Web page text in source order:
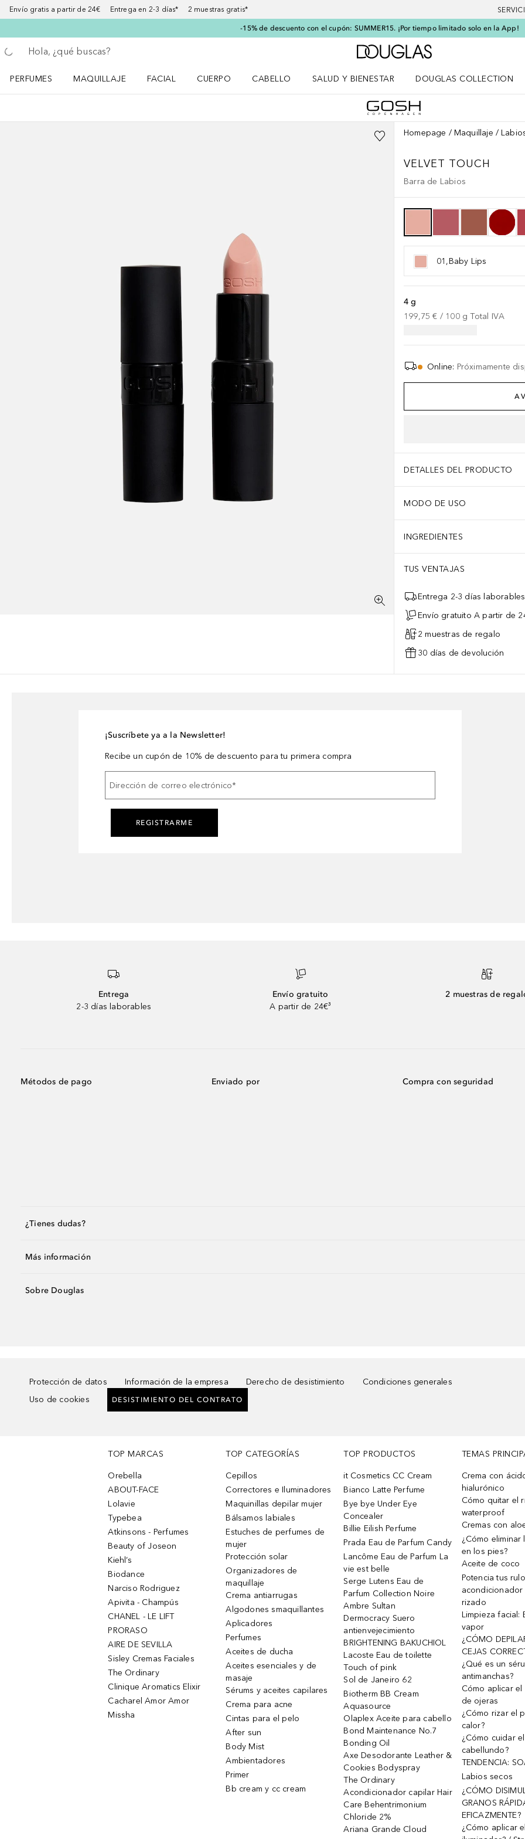
Envío gratis a partir de 24€ Entrega en 2-3 días* 2 muestras gratis*
-15% de descuento con el cupón: SUMMER15. ¡Por tiempo limitado solo en la App!
Regresar
Ejecutar búsqueda
A Douglas Home
PERFUMES
MAQUILLAJE
FACIAL
CUERPO
CABELLO
SALUD Y BIENESTAR
DOUGLAS COLLECTION
Homepage Maquillaje
VELVET TOUCH
Barra de Labios
01,Baby Lips
4 g
199,75 € / 100 g Total IVA
Online: Próximamente
DETALLES DEL PRODUCTO
MODO DE USO
INGREDIENTES
TUS VENTAJAS
Entrega 2-3 días laborables
Envío gratuito A partir de
2 muestras de regalo
30 días de devolución
¡Suscríbete ya a la Newsletter!
Recibe un cupón de 10% de descuento para tu primera compra
Dirección de correo electrónico*
REGISTRARME
Entrega
2-3 días laborables
Envío gratuito
A partir de 24€³
2 muestras de
Métodos de pago Enviado por Compra con seguridad
¿Tienes dudas?
Más información
Sobre Douglas
Protección de datos Información de la empresa Derecho de desistimiento
Condiciones generales
Uso de cookies
DESISTIMIENTO DEL CONTRATO
TOP MARCAS
Orebella
ABOUT-FACE
Lolavie
Typebea
Atkinsons - Perfumes
Beauty of Joseon
Kiehl’s
Biodance
Narciso Rodriguez
Apivita - Champús
CHANEL - LE LIFT
PRORASO
AIRE DE SEVILLA
Sisley Cremas Faciales
The Ordinary
Clinique Aromatics Elixir
Cacharel Amor Amor
Missha
TOP CATEGORÍAS
Cepillos
Correctores e Iluminadores
Maquinillas depilar mujer
Bálsamos labiales
Estuches de perfumes de
mujer
Protección solar
Organizadores de
maquillaje
Crema antiarrugas
Algodones smaquillantes
Aplicadores
Perfumes
Aceites de ducha
Aceites esenciales y de
masaje
Sérums y aceites capilares
Crema para acne
Cintas para el pelo
After sun
Body Mist
Ambientadores
Primer
Bb cream y cc cream
TOP PRODUCTOS
it Cosmetics CC Cream
Bianco Latte Perfume
Bye bye Under Eye
Concealer
Billie Eilish Perfume
Prada Eau de Parfum Candy
Lancôme Eau de Parfum La
vie est belle
Serge Lutens Eau de
Parfum Collection Noire
Ambre Sultan
Dermocracy Suero
antienvejecimiento
BRIGHTENING BAKUCHIOL
Lacoste Eau de toilette
Touch of pink
Sol de Janeiro 62
Biotherm BB Cream
Aquasource
Olaplex Aceite para cabello
Bond Maintenance No.7
Bonding Oil
Axe Desodorante Leather &
Cookies Bodyspray
The Ordinary
Acondicionador capilar Hair
Care Behentrimonium
Chloride 2%
Ariana Grande Cloud
TEMAS
Crema con
hialurónico
Cómo quitar el
waterproof
Cremas con
¿Cómo eliminar
en los pies?
Aceite de coco
Potencia tus
rizado
Limpieza facial:
vapor
¿CÓMO
CEJAS
¿Qué es un
antimanchas?
Cómo aplicar
de ojeras
¿Cómo rizar el
calor?
¿Cómo cuidar
cabellundo?
TENDENCIA:
Labios secos
¿CÓMO
GRANOS
EFICAZMENTE?
¿Cómo aplicar el